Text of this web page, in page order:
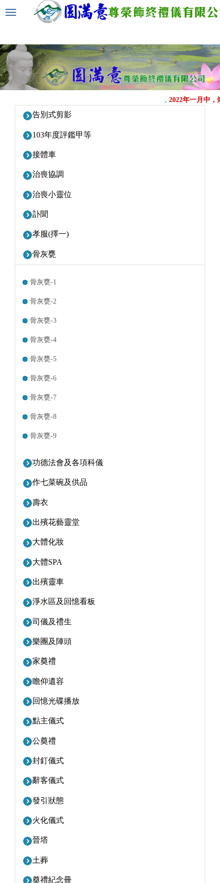
選
換
2022年一月中，
告別式剪影
103年度評鑑甲等
接體車
治喪協調
治喪小靈位
訃聞
孝服(擇一)
骨灰甕
骨灰甕-1
骨灰甕-2
骨灰甕-3
骨灰甕-4
骨灰甕-5
骨灰甕-6
骨灰甕-7
骨灰甕-8
骨灰甕-9
功德法會及各項科儀
作七菜碗及供品
壽衣
出殯花藝靈堂
大體化妝
大體SPA
出殯靈車
淨水區及回憶看板
司儀及禮生
樂團及陣頭
家奠禮
瞻仰遺容
回憶光碟播放
點主儀式
公奠禮
封釘儀式
辭客儀式
發引狀態
火化儀式
晉塔
土葬
奠禮紀念冊